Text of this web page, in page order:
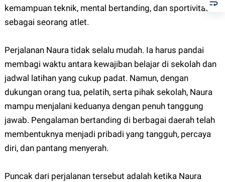
kemampuan teknik, mental bertanding, dan sportivitas
sebagai seorang atlet.
Perjalanan Naura tidak selalu mudah. Ia harus pandai
membagi waktu antara kewajiban belajar di sekolah dan
jadwal latihan yang cukup padat. Namun, dengan
dukungan orang tua, pelatih, serta pihak sekolah, Naura
mampu menjalani keduanya dengan penuh tanggung
jawab. Pengalaman bertanding di berbagai daerah telah
membentuknya menjadi pribadi yang tangguh, percaya
diri, dan pantang menyerah.
Puncak dari perjalanan tersebut adalah ketika Naura